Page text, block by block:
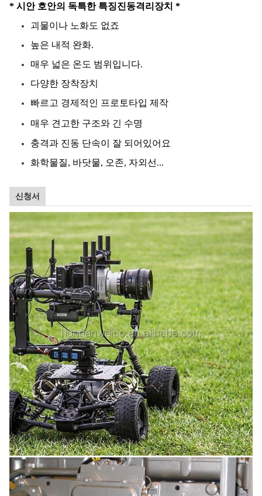
* 시안 호안의 독특한 특징진동격리장치 *
괴물이나 노화도 없죠
높은 내적 완화.
매우 넓은 온도 범위입니다.
다양한 장착장치
빠르고 경제적인 프로토타입 제작
매우 견고한 구조와 긴 수명
충격과 진동 단속이 잘 되어있어요
화학물질, 바닷물, 오존, 자외선...
신청서